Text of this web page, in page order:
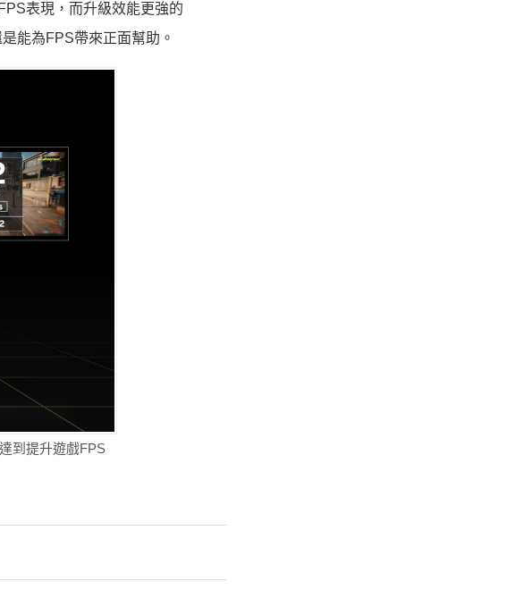
表現，而升級效能更強的
能為FPS帶來正面幫助。
到提升遊戲FPS